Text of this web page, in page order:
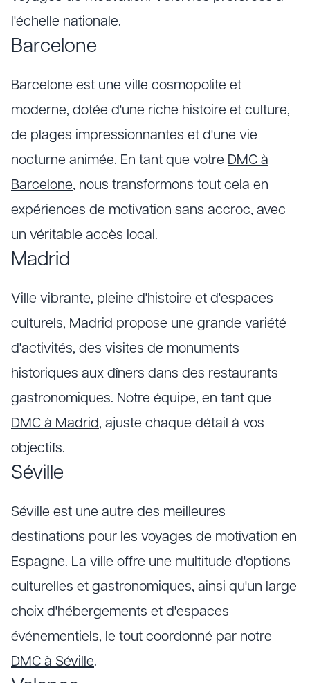
l'échelle nationale.
Barcelone
Barcelone est une ville cosmopolite et
moderne, dotée d'une riche histoire et culture,
de plages impressionnantes et d'une vie
nocturne animée. En tant que votre DMC à
Barcelone, nous transformons tout cela en
expériences de motivation sans accroc, avec
un véritable accès local.
Madrid
Ville vibrante, pleine d'histoire et d'espaces
culturels, Madrid propose une grande variété
d'activités, des visites de monuments
historiques aux dîners dans des restaurants
gastronomiques. Notre équipe, en tant que
DMC à Madrid, ajuste chaque détail à vos
objectifs.
Séville
Séville est une autre des meilleures
destinations pour les voyages de motivation en
Espagne. La ville offre une multitude d'options
culturelles et gastronomiques, ainsi qu'un large
choix d'hébergements et d'espaces
événementiels, le tout coordonné par notre
DMC à Séville.